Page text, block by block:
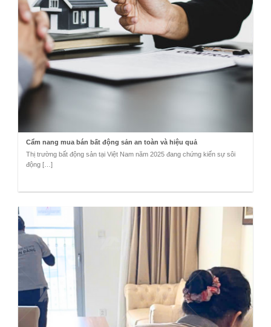
Cẩm nang mua bán bất động sản an toàn và hiệu quả
Thị trường bất động sản tại Việt Nam năm 2025 đang chứng kiến sự sôi
động […]